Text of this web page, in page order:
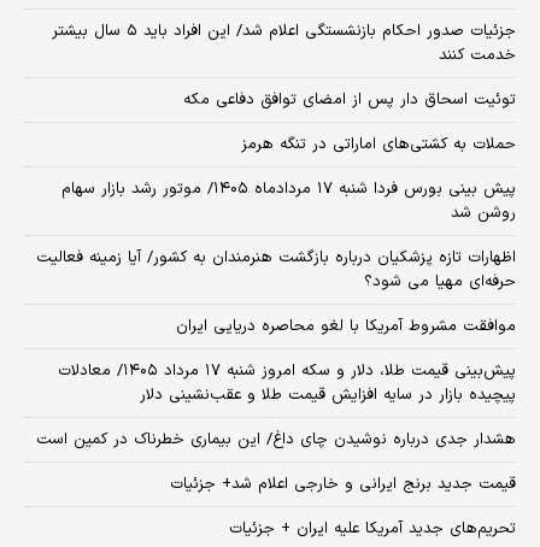
جزئیات صدور احکام بازنشستگی اعلام شد/ این افراد باید ۵ سال بیشتر
خدمت کنند
توئیت اسحاق دار پس از امضای توافق دفاعی مکه
حملات به کشتی‌های اماراتی در تنگه هرمز
پیش بینی بورس فردا شنبه ۱۷ مردادماه ۱۴۰۵/ موتور رشد بازار سهام
روشن شد
اظهارات تازه پزشکیان درباره بازگشت هنرمندان به کشور/ آیا زمینه فعالیت
حرفه‌ای مهیا می شود؟
موافقت مشروط آمریکا با لغو محاصره دریایی ایران
پیش‌بینی قیمت طلا، دلار و سکه امروز شنبه ۱۷ مرداد ۱۴۰۵/ معادلات
پیچیده بازار در سایه افزایش قیمت طلا و عقب‌نشینی دلار
هشدار جدی درباره نوشیدن چای داغ/ این بیماری خطرناک در کمین است
قیمت جدید برنج ایرانی و خارجی اعلام شد+ جزئیات
تحریم‌های جدید آمریکا علیه ایران + جزئیات